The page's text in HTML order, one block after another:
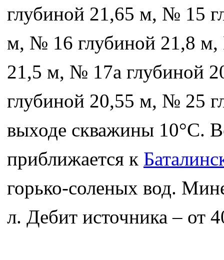
глубиной 21,65 м, № 15
м, № 16 глубиной 21,8
21,5 м, № 17а глубиной
глубиной 20,55 м, № 25
выходе скважины 10°C.
приближается к
горько-соленых вод.
л. Дебит источника – от